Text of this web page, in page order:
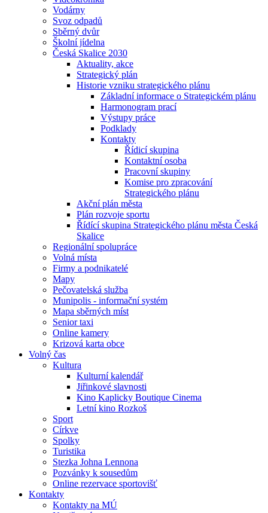
Vodárny
Svoz odpadů
Sběrný dvůr
Školní jídelna
Česká Skalice 2030
Aktuality, akce
Strategický plán
Historie vzniku strategického plánu
Základní informace o Strategickém plánu
Harmonogram prací
Výstupy práce
Podklady
Kontakty
Řídicí skupina
Kontaktní osoba
Pracovní skupiny
Komise pro zpracování
Strategického plánu
Akční plán města
Plán rozvoje sportu
Řídící skupina Strategického plánu města Česká
Skalice
Regionální spolupráce
Volná místa
Firmy a podnikatelé
Mapy
Pečovatelská služba
Munipolis - informační systém
Mapa sběrných míst
Senior taxi
Online kamery
Krizová karta obce
Volný čas
Kultura
Kulturní kalendář
Jiřinkové slavnosti
Kino Kaplicky Boutique Cinema
Letní kino Rozkoš
Sport
Církve
Spolky
Turistika
Stezka Johna Lennona
Pozvánky k sousedům
Online rezervace sportovišť
Kontakty
Kontakty na MÚ